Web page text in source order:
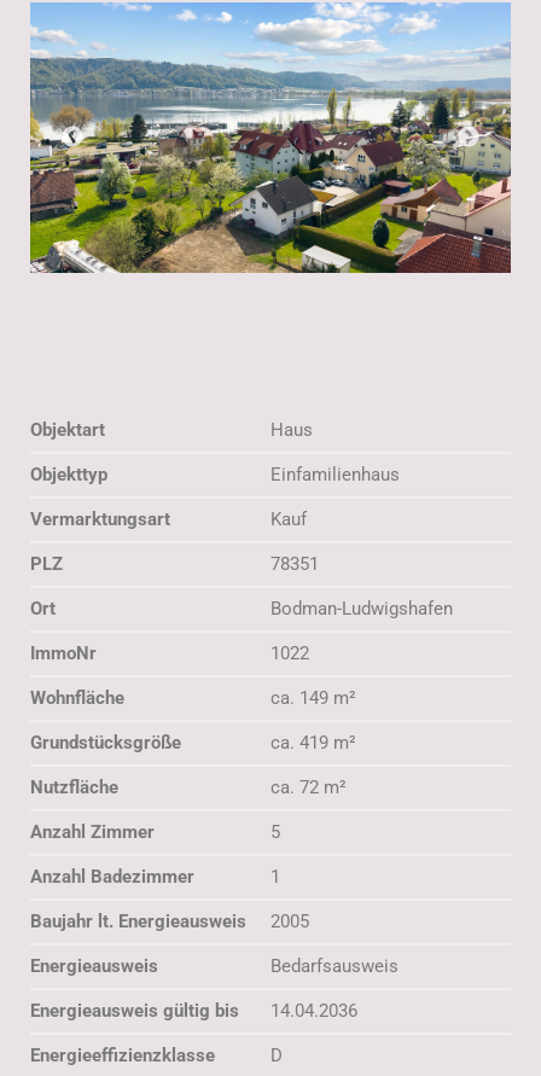
Objektart Haus
Objekttyp Einfamilienhaus
Vermarktungsart Kauf
PLZ 78351
Ort Bodman-Ludwigshafen
ImmoNr 1022
Wohnfläche ca. 149 m²
Grundstücksgröße ca. 419 m²
Nutzfläche ca. 72 m²
Anzahl Zimmer 5
Anzahl Badezimmer 1
Baujahr lt. Energieausweis 2005
Energieausweis Bedarfsausweis
Energieausweis gültig bis 14.04.2036
Energieeffizienzklasse D